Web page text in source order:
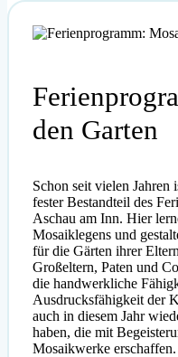
den Garten
Schon seit vielen Jahren
fester Bestandteil des
Aschau am Inn. Hier
Mosaiklegens und
für die Gärten ihrer
Großeltern, Paten und
die handwerkliche
Ausdrucksfähigkeit der
auch in diesem Jahr
haben, die mit
Mosaikwerke erschaffen.